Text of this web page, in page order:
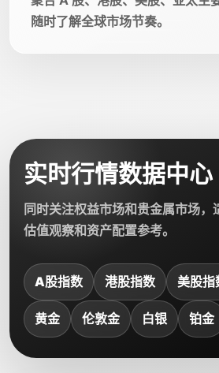
随时了解全球市场节奏。
实时行情数据中心
同时关注权益市场和贵金属市场，
估值观察和资产配置参考。
A股指数 港股指数 美股指
黄金 伦敦金 白银 铂金